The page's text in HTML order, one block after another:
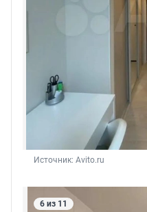
Источник: Avito.ru
6 из 11